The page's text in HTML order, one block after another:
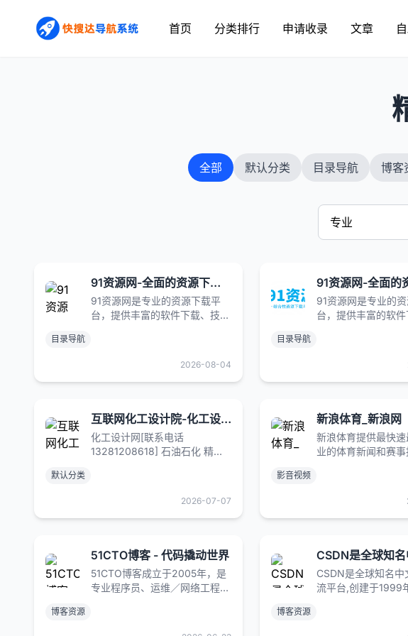
首页 分类排行 申请收录 文章
全部 默认分类 目录导航 博客
91资源网-全面的资源下载与导航平台|资源下载|站点导航 | 技术文档分享 | 会员专享权益
91资源网是专业的资源下载平
台，提供丰富的软件下载、技术
取更多高质量资源。致力于为用
户提供便捷的一站式服务
目录导航
2026-08-04
91资源网是专业的
台，提供丰富的软件
取更多高质量资源
户提供便捷的一站
目录导航
互联网化工设计院-化工设计网
化工设计网[联系电话
13281208618] 石油石化 精细
HAZOP报告 LOPA定级 SIS系
统设计,抗爆计算。
默认分类
2026-07-07
新浪体育_新浪网
新浪体育提供最快
业的体育新闻和赛事
彩票、视频、图片
微博、社区论坛
影音视频
51CTO博客 - 代码撬动世界
51CTO博客成立于2005年，是
专业程序员、运维／网络工程
博客资源
CSDN是全球知名中
流平台,创建于1999
博客资源